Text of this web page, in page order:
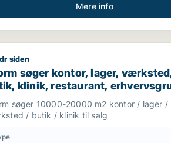
Mere info
i Nordsjælland
søger kontor, lager, værksted,
siden
søger kontor, lager,
klinik, restaurant,
hotel,
eller garage til
Ballerup eller Allerød
søger 10000-20000 m2 kontor / lager /
/ butik / klinik til salg